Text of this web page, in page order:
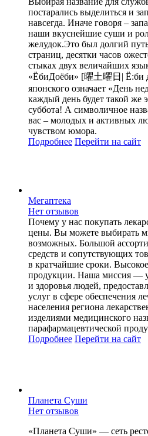
постарались выделиться и
навсегда. Иначе говоря –
наши вкуснейшие суши и
желудок.Это был долгий
страниц, десятки часов
стыках двух величайших
«ЁбиДоёби» [曜土曜日| Ё:би
японского означает «День
каждый день будет такой же
суббота! А символичное
вас – молодых и активных
чувством юмора.
Подробнее Перейти на сайт
Мегаптека
Нет отзывов
Почему у нас покупать
цены. Вы можете выбирать
возможных. Большой
средств и сопутствующих
в кратчайшие сроки.
продукции. Наша миссия —
и здоровья людей,
услуг в сфере обеспечения
населения региона
изделиями медицинского
парафармацевтической
Подробнее Перейти на сайт
Планета Суши
Нет отзывов
«Планета Суши» — сеть